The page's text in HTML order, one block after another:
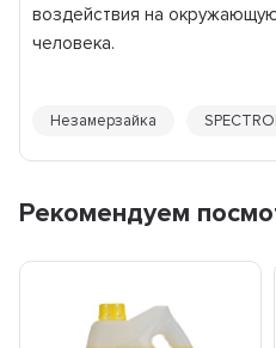
воздействия на
человека.
Незамерзайка
Рекомендуем